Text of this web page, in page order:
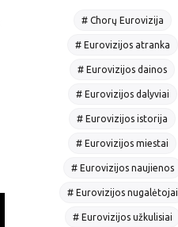
# Chorų Eurovizija
# Eurovizijos atranka
# Eurovizijos dainos
# Eurovizijos dalyviai
# Eurovizijos istorija
# Eurovizijos miestai
# Eurovizijos naujienos
# Eurovizijos nugalėtojai
# Eurovizijos užkulisiai